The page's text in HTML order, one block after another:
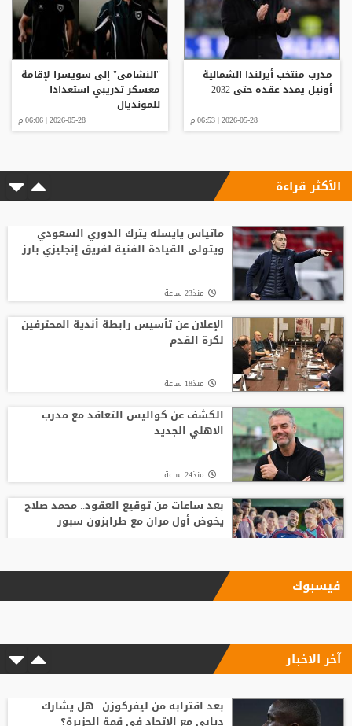
مدرب منتخب أيرلندا الشمالية
أونيل يمدد عقده حتى 2032
2026-05-28 | 06:53 م
"النشامى" إلى سويسرا لإقامة
معسكر تدريبي استعدادا
للمونديال
2026-05-28 | 06:06 م
الأكثر قراءة
ماتياس يايسله يترك الدوري السعودي
ويتولى القيادة الفنية لفريق إنجليزي بارز
منذ23 ساعة
الإعلان عن تأسيس رابطة أندية المحترفين
لكرة القدم
منذ18 ساعة
الكشف عن كواليس التعاقد مع مدرب
الاهلي الجديد
منذ24 ساعة
بعد ساعات من توقيع العقود.. محمد صلاح
يخوض أول مران مع طرابزون سبور
الاتحاد يودع فابينيو برسالة مؤثرة
رابطة وطنية يعارض ترشيح القطري الخليفي
فيسبوك
آخر الاخبار
بعد اقترابه من ليفركوزن.. هل يشارك
ديابي مع الاتحاد في قمة الجزيرة؟